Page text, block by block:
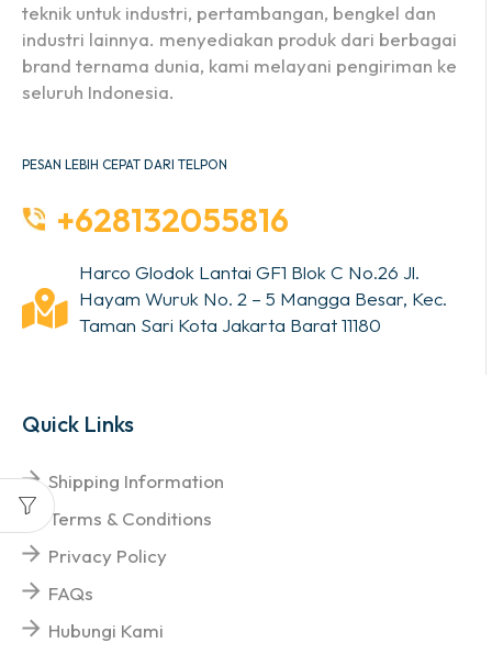
teknik untuk industri, pertambangan, bengkel dan
industri lainnya. menyediakan produk dari berbagai
brand ternama dunia, kami melayani pengiriman ke
seluruh Indonesia.
PESAN LEBIH CEPAT DARI TELPON
+628132055816
Harco Glodok Lantai GF1 Blok C No.26 Jl.
Hayam Wuruk No. 2 – 5 Mangga Besar, Kec.
Taman Sari Kota Jakarta Barat 11180
Quick Links
Shipping Information
Terms & Conditions
Privacy Policy
FAQs
Hubungi Kami